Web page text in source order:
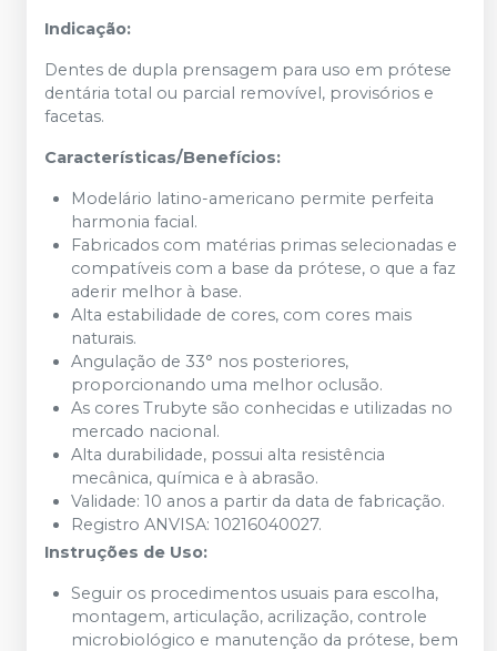
Indicação:
Dentes de dupla prensagem para uso em prótese
dentária total ou parcial removível, provisórios e
facetas.
Características/Benefícios:
Modelário latino-americano permite perfeita
harmonia facial.
Fabricados com matérias primas selecionadas e
compatíveis com a base da prótese, o que a faz
aderir melhor à base.
Alta estabilidade de cores, com cores mais
naturais.
Angulação de 33° nos posteriores,
proporcionando uma melhor oclusão.
As cores Trubyte são conhecidas e utilizadas no
mercado nacional.
Alta durabilidade, possui alta resistência
mecânica, química e à abrasão.
Validade: 10 anos a partir da data de fabricação.
Registro ANVISA: 10216040027.
Instruções de Uso:
Seguir os procedimentos usuais para escolha,
montagem, articulação, acrilização, controle
microbiológico e manutenção da prótese, bem